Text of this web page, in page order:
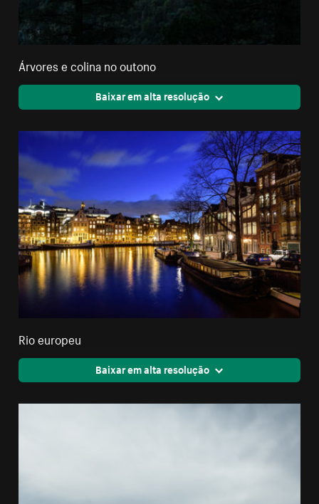
Árvores e colina no outono
Baixar em alta resolução
Rio europeu
Baixar em alta resolução